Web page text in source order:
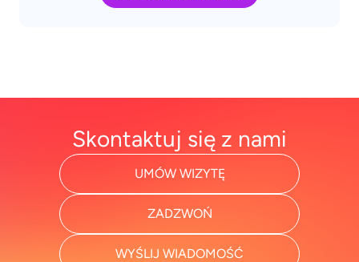
Skontaktuj się z nami
UMÓW WIZYTĘ
ZADZWOŃ
WYŚLIJ WIADOMOŚĆ